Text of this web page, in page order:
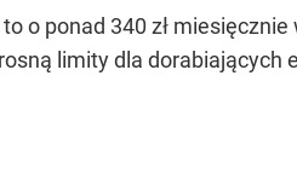
o ponad 340 zł
limity dla dorabiających